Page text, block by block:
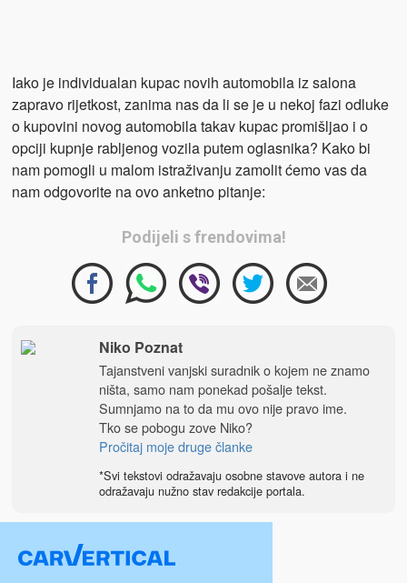
Iako je individualan kupac novih automobila iz salona
zapravo rijetkost, zanima nas da li se je u nekoj fazi odluke
o kupovini novog automobila takav kupac promišljao i o
opciji kupnje rabljenog vozila putem oglasnika? Kako bi
nam pomogli u malom istraživanju zamolit ćemo vas da
nam odgovorite na ovo anketno pitanje:
Podijeli s frendovima!
Niko Poznat
Tajanstveni vanjski suradnik o kojem ne znamo
ništa, samo nam ponekad pošalje tekst.
Sumnjamo na to da mu ovo nije pravo ime.
Tko se pobogu zove Niko?
Pročitaj moje druge članke
*Svi tekstovi odražavaju osobne stavove autora i ne
odražavaju nužno stav redakcije portala.